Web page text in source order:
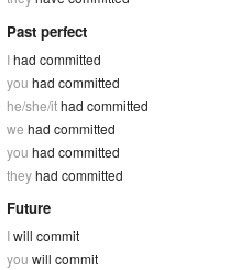
Past perfect
Ihad committed
you had committed
he/she/ithad committed
we had committed
you had committed
theyhad committed
Future
Iwill commit
you will commit